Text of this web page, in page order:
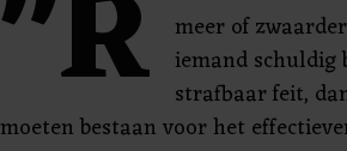
meer of
iemand schuldig
strafbaar feit,
moeten bestaan voor het